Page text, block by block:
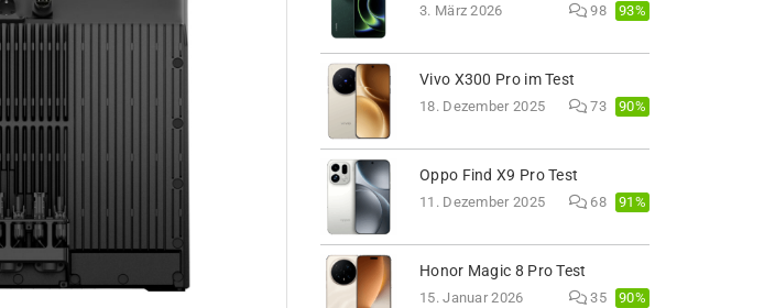
3. März 2026 98 93%
Vivo X300 Pro im Test
18. Dezember 2025 73 90%
Oppo Find X9 Pro Test
11. Dezember 2025 68 91%
Honor Magic 8 Pro Test
15. Januar 2026 35 90%